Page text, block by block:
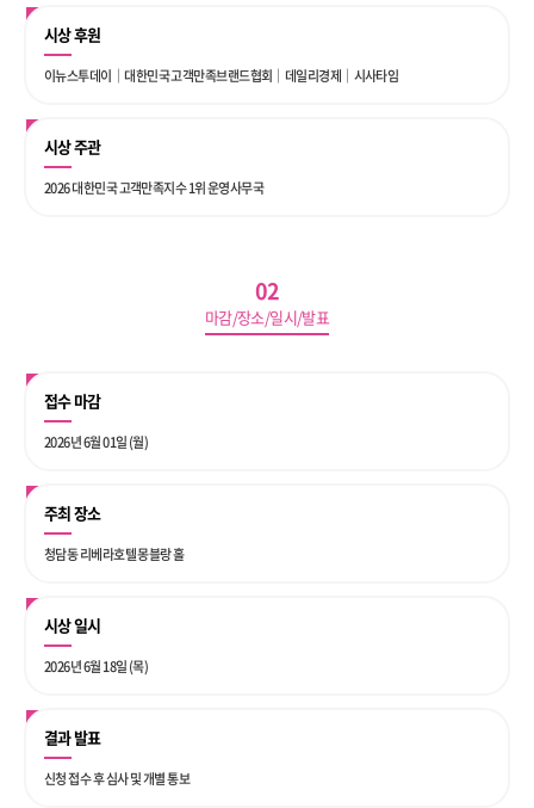
시상 후원
이뉴스투데이｜대한민국 고객만족브랜드협회｜데일리경제｜시사타임
시상 주관
2026 대한민국 고객만족지수 1위 운영사무국
02
마감/장소/일시/발표
접수 마감
2026년 6월 01일 (월)
주최 장소
청담동 리베라호텔 몽블랑 홀
시상 일시
2026년 6월 18일 (목)
결과 발표
신청 접수 후 심사 및 개별 통보